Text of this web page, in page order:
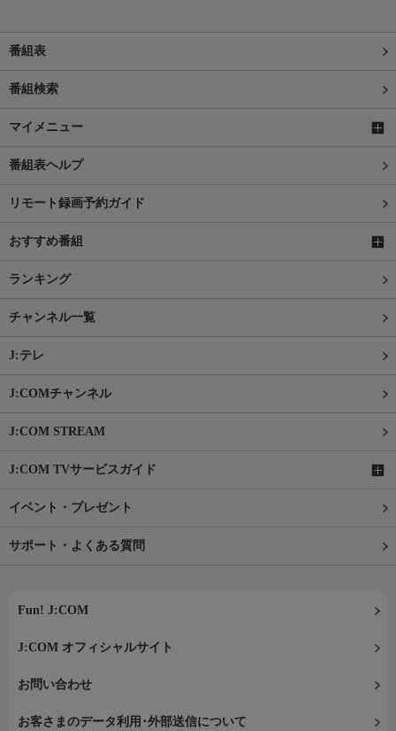
番組表
番組検索
マイメニュー
番組表ヘルプ
リモート録画予約ガイド
おすすめ番組
ランキング
チャンネル一覧
J:テレ
J:COMチャンネル
J:COM STREAM
J:COM TVサービスガイド
イベント・プレゼント
サポート・よくある質問
Fun! J:COM
J:COM オフィシャルサイト
お問い合わせ
お客さまのデータ利用･外部送信について